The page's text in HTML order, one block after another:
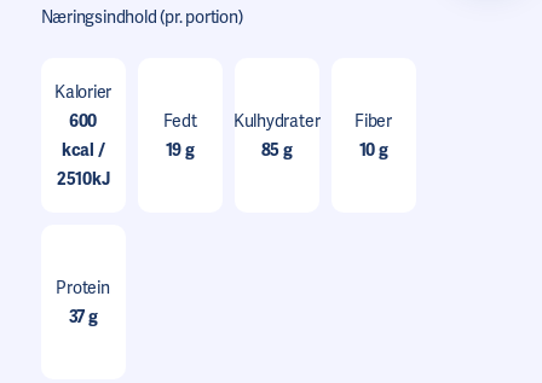
Næringsindhold(pr. portion)
Kalorier
600
kcal /
2510kJ
Fedt
19 g
Kulhydrater
85 g
Fiber
10 g
Protein
37 g